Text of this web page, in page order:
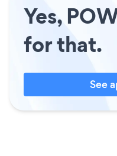
Yes,
for that.
See